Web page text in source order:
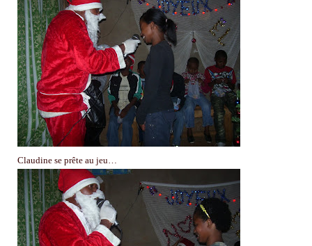
Claudine se prête au jeu…